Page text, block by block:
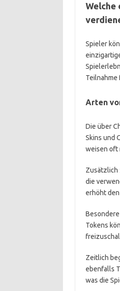
Welche
Spieler
Teilnahme
Arten
Die über
Skins und
weisen oft
Zusätzlich
die
erhöht
Tokens
Zeitlich
ebenfalls
was die